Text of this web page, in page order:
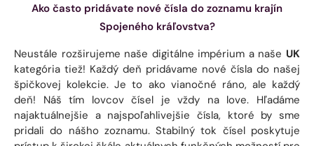
Ako často pridávate nové čísla do zoznamu krajín
Spojeného kráľovstva?
Neustále rozširujeme naše digitálne impérium a naše UK
kategória tiež! Každý deň pridávame nové čísla do našej
špičkovej kolekcie. Je to ako vianočné ráno, ale každý
deň! Náš tím lovcov čísel je vždy na love. Hľadáme
najaktuálnejšie a najspoľahlivejšie čísla, ktoré by sme
pridali do nášho zoznamu. Stabilný tok čísel poskytuje